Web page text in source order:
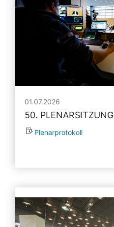
01.07.2026
50. PLENARSITZUNG
Plenarprotokoll